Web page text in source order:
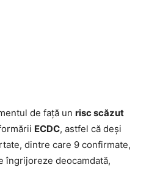
de față un risc scăzut
ECDC, astfel că deși
dintre care 9 confirmate,
îngrijoreze deocamdată,